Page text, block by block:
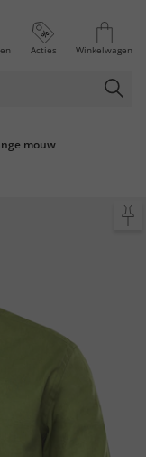
Acties Winkelwagen
mouw